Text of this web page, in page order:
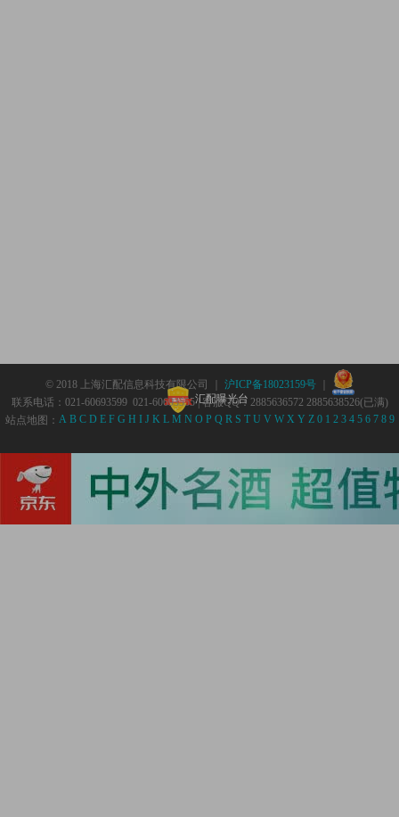
© 2018 上海汇配信息科技有限公司 ｜ 沪ICP备18023159号｜
汇配曝光台
联系电话：021-60693599 021-60693555 | 客服QQ：2885636572 2885638526(已满)
站点地图： A B C D E F G H I J K L M N O P Q R S T U V W X Y Z 0 1 2 3 4 5 6 7 8 9